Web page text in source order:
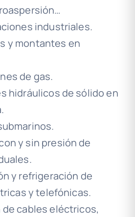
industriales.
y montantes en
de gas.
hidráulicos de sólido en
y sin presión de
y refrigeración de
y telefónicas.
cables eléctricos,